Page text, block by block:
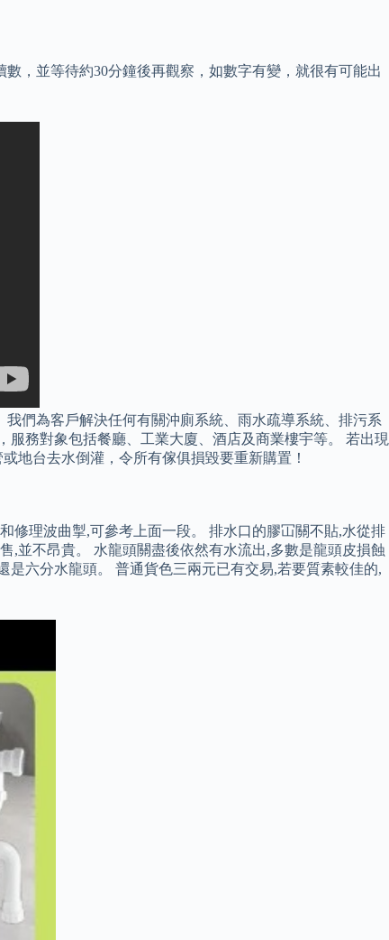
，並等待約30分鐘後再觀察，如數字有變，就很有可能出
們為客戶解決任何有關沖廁系統、雨水疏導系統、排污系
務對象包括餐廳、工業大廈、酒店及商業樓宇等。 若出現
地台去水倒灌，令所有傢俱損毀要重新購置！
修理波曲掣,可參考上面一段。 排水口的膠冚關不貼,水從排
,並不昂貴。 水龍頭關盡後依然有水流出,多數是龍頭皮損蝕
六分水龍頭。 普通貨色三兩元已有交易,若要質素較佳的,